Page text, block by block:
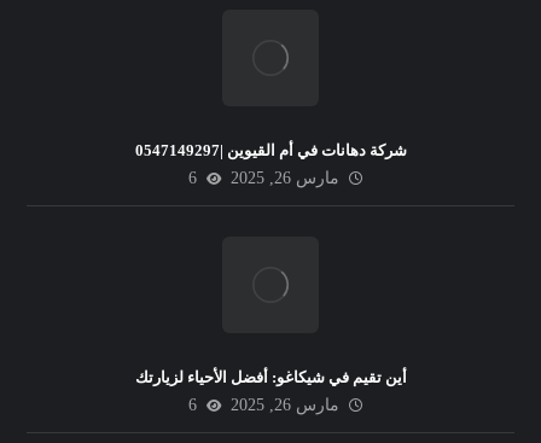
شركة دهانات في أم القيوين |0547149297
مارس 26, 2025
6
أين تقيم في شيكاغو: أفضل الأحياء لزيارتك
مارس 26, 2025
6